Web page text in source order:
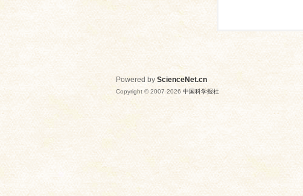
Powered by ScienceNet.cn
Copyright © 2007-2026 中国科学报社